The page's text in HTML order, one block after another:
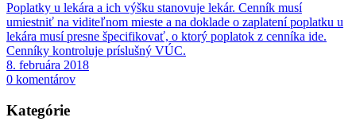
Poplatky u lekára a ich výšku stanovuje lekár. Cenník musí
umiestniť na viditeľnom mieste a na doklade o zaplatení poplatku u
lekára musí presne špecifikovať, o ktorý poplatok z cenníka ide.
Cenníky kontroluje príslušný VÚC.
8. februára 2018
0 komentárov
Kategórie